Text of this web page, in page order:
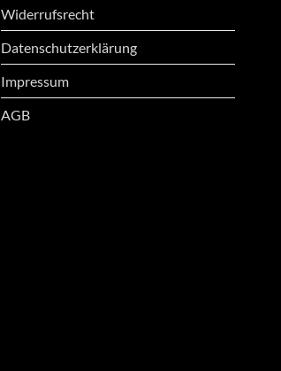
Widerrufsrecht
Datenschutzerklärung
Impressum
AGB